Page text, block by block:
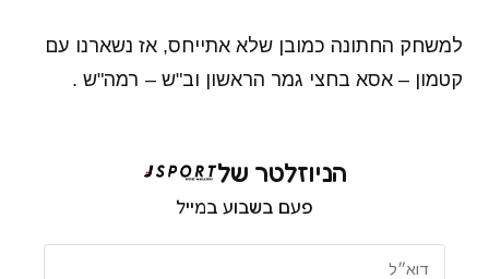
למשחק החתונה כמובן שלא אתייחס, אז נשארנו עם
קטמון – אסא בחצי גמר הראשון וב"ש – רמה"ש .
הניוזלטר של
פעם בשבוע במייל